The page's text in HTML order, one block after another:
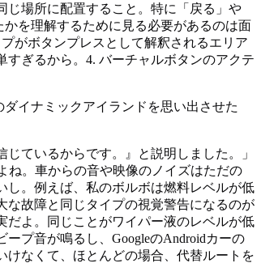
じ場所に配置すること。特に「戻る」や
を理解するために見る必要があるのは面
がボタンプレスとして解釈されるエリア
ぎるから。4. バーチャルボタンのアクテ
イナミックアイランドを思い出させた
ているからです。』と説明しました。」
ね。車からの音や映像のノイズはただの
し。例えば、私のボルボは燃料レベルが低
な故障と同じタイプの視覚警告になるのが
だよ。同じことがワイパー液のレベルが低
プ音が鳴るし、GoogleのAndroidカーの
なくて、ほとんどの場合、代替ルートを